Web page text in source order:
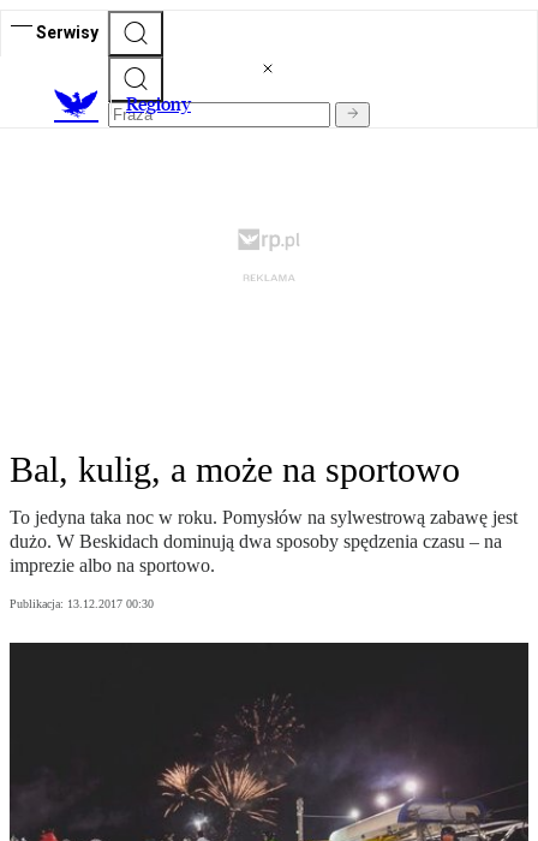
Serwisy
Regiony
Bal, kulig, a może na sportowo
To jedyna taka noc w roku. Pomysłów na sylwestrową zabawę jest
dużo. W Beskidach dominują dwa sposoby spędzenia czasu – na
imprezie albo na sportowo.
Publikacja: 13.12.2017 00:30